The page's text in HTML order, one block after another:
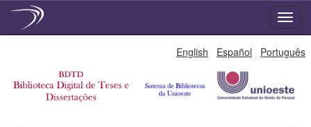
English Español Português